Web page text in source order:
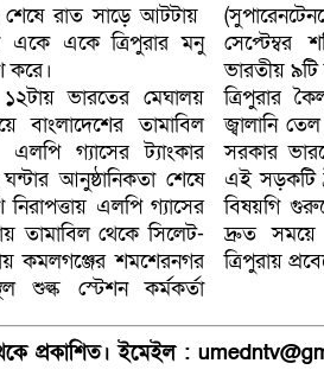
শেষে রাত সাড়ে আটটায়
একে একে ত্রিপুরার মনু
করে।
ভারতের মেঘালয়
বাংলাদেশের তামাবিল
গ্যাসের ট্যাংকার
আনুষ্ঠানিকতা শেষে
এলপি গ্যাসের
তামাবিল থেকে সিলেট-
কমলগঞ্জের শমশেরনগর
শুল্ক স্টেশন কর্মকর্তা
সেপ্টেম্বর
ভারতীয় ৯টি
আরও বলেন, ত্রিপুরায়
কারণে বাংলাদেশ
কারণে সাময়িকভাবে
সুযোগ দিয়েছেন।
করে শুল্ক বিভাগও রাতে
গ্যাসের ট্যাংকারগুলো
ত্রিপুরায়
প্রকাশিত। ইমেইল :